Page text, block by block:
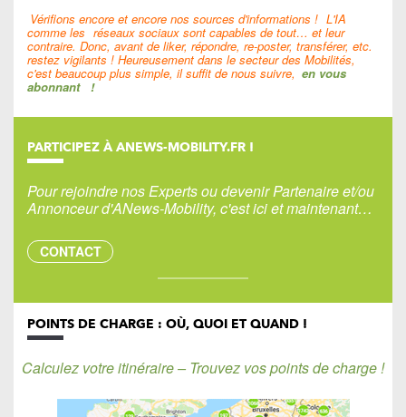
Vérifions encore et encore nos sources d'informations ! L'IA
comme les réseaux sociaux sont capables de tout… et leur
contraire. Donc, avant de liker, répondre, re-poster, transférer, etc.
restez vigilants ! Heureusement dans le secteur des Mobilités,
c'est beaucoup plus simple, il suffit de nous suivre, en vous
abonnant !
PARTICIPEZ À ANEWS-MOBILITY.FR !
Pour rejoindre nos Experts ou devenir Partenaire et/ou
Annonceur d'ANews-Mobility, c'est ici et maintenant…
CONTACT
POINTS DE CHARGE : OÙ, QUOI ET QUAND !
Calculez votre itinéraire – Trouvez vos points de charge !